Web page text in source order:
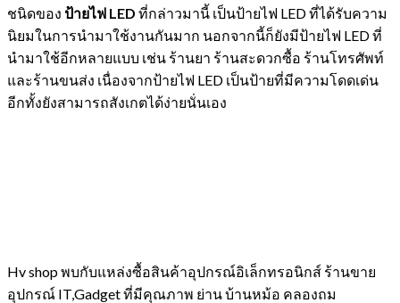
ชนิดของ ป้ายไฟ LED ที่กล่าวมานี้ เป็นป้ายไฟ LED ที่ได้รับความ
นิยมในการนำมาใช้งานกันมาก นอกจากนี้ก็ยังมีป้ายไฟ LED ที่
นำมาใช้อีกหลายแบบ เช่น ร้านยา ร้านสะดวกซื้อ ร้านโทรศัพท์
และร้านขนส่ง เนื่องจากป้ายไฟ LED เป็นป้ายที่มีความโดดเด่น
อีกทั้งยังสามารถสังเกตได้ง่ายนั่นเอง
Hv shop พบกับแหล่งซื้อสินค้าอุปกรณ์อิเล็กทรอนิกส์ ร้านขาย
อุปกรณ์ IT,Gadget ที่มีคุณภาพ ย่าน บ้านหม้อ คลองถม